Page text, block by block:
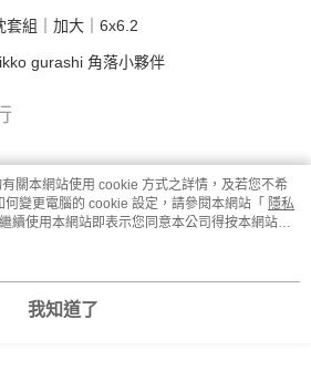
套組｜加大｜6x6.2
gurashi 角落小夥伴
關本網站使用 cookie 方式之詳情，及若您不希
變更電腦的 cookie 設定，請參閱本網站「 隱私
續使用本網站即表示您同意本公司得按本網站使
。
我知道了